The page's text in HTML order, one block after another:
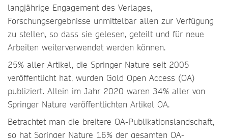
langjährige Engagement des Verlages,
Forschungsergebnisse unmittelbar allen zur Verfügung
zu stellen, so dass sie gelesen, geteilt und für neue
Arbeiten weiterverwendet werden können.
25% aller Artikel, die Springer Nature seit 2005
veröffentlicht hat, wurden Gold Open Access (OA)
publiziert. Allein im Jahr 2020 waren 34% aller von
Springer Nature veröffentlichten Artikel OA.
Betrachtet man die breitere OA-Publikationslandschaft,
so hat Springer Nature 16% der gesamten OA-